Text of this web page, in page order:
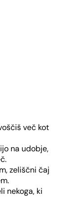
več kot
na udobje,
zeliščni čaj
nekoga, ki